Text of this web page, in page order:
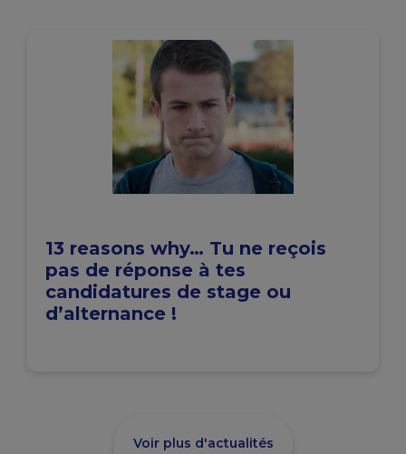
13 reasons why… Tu ne reçois
pas de réponse à tes
candidatures de stage ou
d’alternance !
Voir plus d'actualités